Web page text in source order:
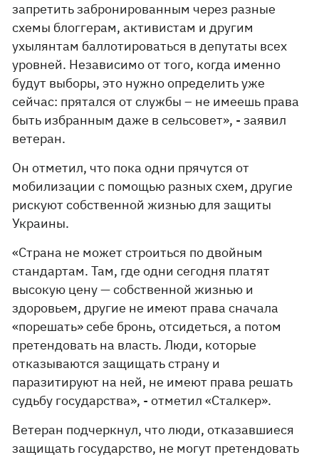
запретить забронированным через разные
схемы блоггерам, активистам и другим
ухылянтам баллотироваться в депутаты всех
уровней. Независимо от того, когда именно
будут выборы, это нужно определить уже
сейчас: прятался от службы – не имеешь права
быть избранным даже в сельсовет», - заявил
ветеран.
Он отметил, что пока одни прячутся от
мобилизации с помощью разных схем, другие
рискуют собственной жизнью для защиты
Украины.
«Страна не может строиться по двойным
стандартам. Там, где одни сегодня платят
высокую цену — собственной жизнью и
здоровьем, другие не имеют права сначала
«порешать» себе бронь, отсидеться, а потом
претендовать на власть. Люди, которые
отказываются защищать страну и
паразитируют на ней, не имеют права решать
судьбу государства», - отметил «Сталкер».
Ветеран подчеркнул, что люди, отказавшиеся
защищать государство, не могут претендовать